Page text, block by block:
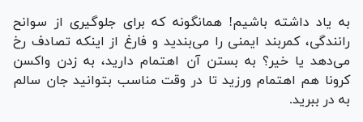
به یاد داشته باشیم! همانگونه که برای جلوگیری از سوانح
رانندگی، کمربند ایمنی را می‌بندید و فارغ از اینکه تصادف رخ
می‌دهد یا خیر؟ به بستن آن اهتمام دارید، به زدن واکسن
کرونا هم اهتمام ورزید تا در وقت مناسب بتوانید جان سالم
به در ببرید.